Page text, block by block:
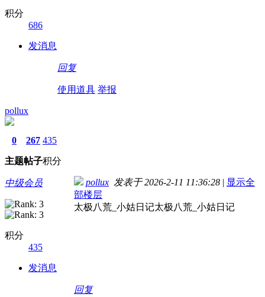
积分
686
发消息
回复
使用道具 举报
pollux
0
主题
267
帖子
435
积分
中级会员
积分
435
发消息
pollux 发表于 2026-2-11 11:36:28 | 显示全
部楼层
太极八荒_小姑日记太极八荒_小姑日记
回复